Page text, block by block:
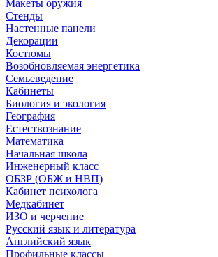
Макеты оружия
Стенды
Настенные панели
Декорации
Костюмы
Возобновляемая энергетика
Семьеведение
Кабинеты
Биология и экология
География
Естествознание
Математика
Начальная школа
Инженерный класс
ОБЗР (ОБЖ и НВП)
Кабинет психолога
Медкабинет
ИЗО и черчение
Русский язык и литература
Английский язык
Профильные классы